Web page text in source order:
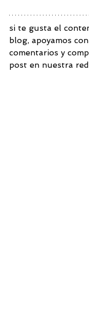
si te gusta el
blog, apoyamos
comentarios y
post en nuestra